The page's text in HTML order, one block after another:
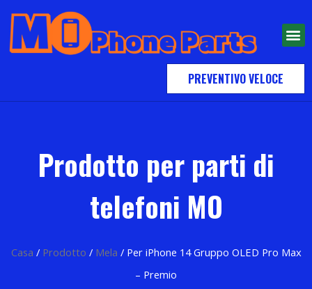
PREVENTIVO VELOCE
Prodotto per parti di
telefoni MO
Casa / Prodotto / Mela / Per iPhone 14 Gruppo OLED Pro Max
– Premio